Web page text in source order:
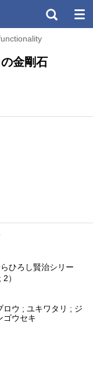
金剛石
ひろし賢治シリー
）
ロウ ; ユキワタリ ; ジ
ゴウセキ